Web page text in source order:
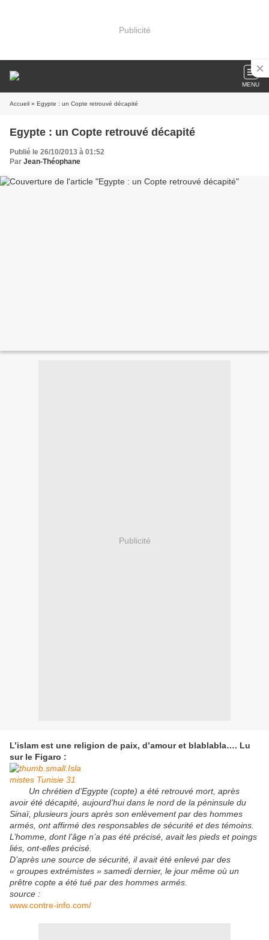
Publicité
MENU
Accueil » Egypte : un Copte retrouvé décapité
Egypte : un Copte retrouvé décapité
Publié le 26/10/2013 à 01:52
Par Jean-Théophane
Publicité
L’islam est une religion de paix, d’amour et blablabla…. Lu
sur le Figaro :
Un chrétien d’Egypte (copte) a été retrouvé mort, après
avoir été décapité, aujourd’hui dans le nord de la péninsule du
Sinaï, plusieurs jours après son enlèvement par des hommes
armés, ont affirmé des responsables de sécurité et des témoins.
L’homme, dont l’âge n’a pas été précisé, avait les pieds et poings
liés, ont-elles précisé.
D’après une source de sécurité, il avait été enlevé par des
« groupes extrémistes » samedi dernier, le jour même où un
prêtre copte a été tué par des hommes armés.
source :
www.contre-info.com/